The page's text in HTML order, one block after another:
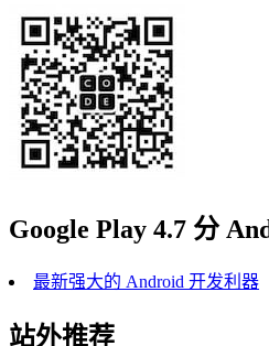
Google Play 4.7 分
最新强大的 Android 开发利器
站外推荐